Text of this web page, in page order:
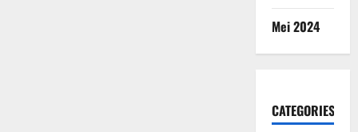
Mei 2024
CATEGORIES